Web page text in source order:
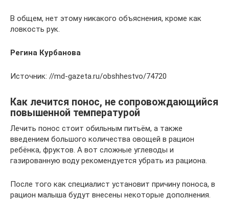
В общем, нет этому никакого объяснения, кроме как
ловкость рук.
Регина Курбанова
Источник: //md-gazeta.ru/obshhestvo/74720
Как лечится понос, не сопровождающийся
повышенной температурой
Лечить понос стоит обильным питьём, а также
введением большого количества овощей в рацион
ребёнка, фруктов. А вот сложные углеводы и
газированную воду рекомендуется убрать из рациона.
После того как специалист установит причину поноса, в
рацион малыша будут внесены некоторые дополнения.